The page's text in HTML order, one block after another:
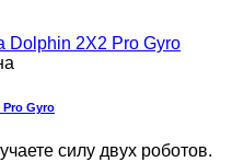
Pro Gyro
силу двух роботов.